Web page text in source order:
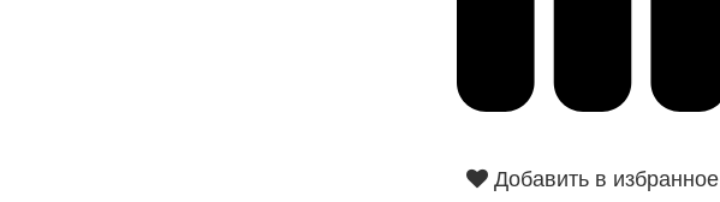
Добавить в избранное